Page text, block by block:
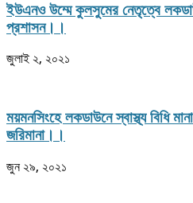
ইউএনও উম্মে কুলসুমের নেতৃত্বে
প্রশাসন।।
জুলাই ২, ২০২১
ময়মনসিংহে লকডাউনে স্বাস্থ্য বিধি
জরিমানা।।
জুন ২৯, ২০২১